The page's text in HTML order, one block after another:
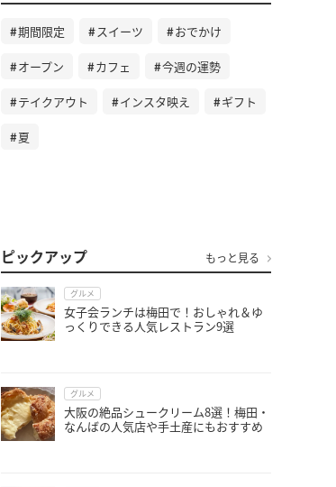
期間限定 スイーツ おでかけ
オープン カフェ 今週の運勢
テイクアウト インスタ映え ギフト
夏
ピックアップ もっと見る
グルメ
女子会ランチは梅田で！おしゃれ＆ゆ
っくりできる人気レストラン9選
グルメ
大阪の絶品シュークリーム8選！梅田・
なんばの人気店や手土産にもおすすめ